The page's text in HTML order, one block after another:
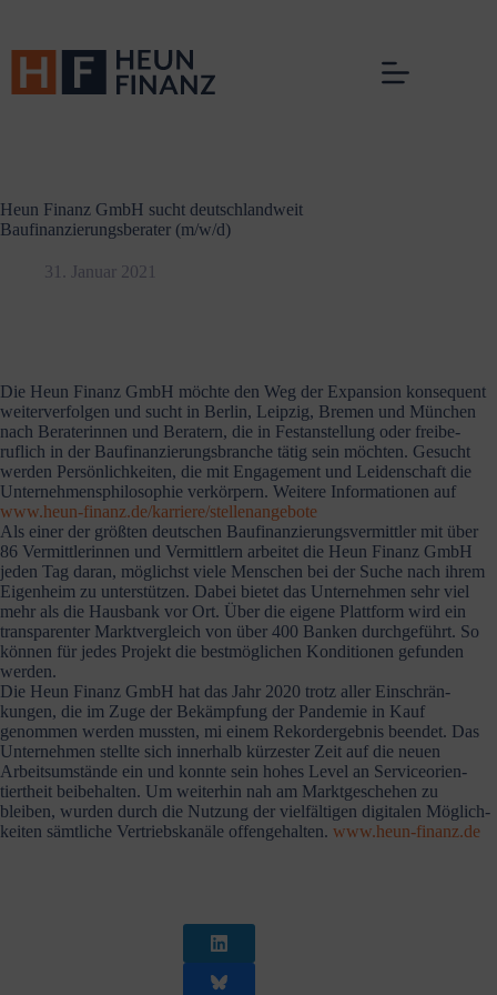
springen
Heun Finanz GmbH sucht deutschlandweit
Baufinanzierungsberater (m/w/d)
31. Januar 2021
Die Heun Finanz GmbH möchte den Weg der Expansion konse­quent
weiter­ver­folgen und sucht in Berlin, Leipzig, Bremen und München
nach Berate­rinnen und Beratern, die in Festan­stellung oder freibe­
ruflich in der Baufi­nan­zie­rungs­branche tätig sein möchten. Gesucht
werden Persön­lich­keiten, die mit Engagement und Leiden­schaft die
Unter­neh­mens­phi­lo­sophie verkörpern. Weitere Infor­ma­tionen auf
www.heun-finanz.de/karriere/stellenangebote
Als einer der größten deutschen Baufi­nan­zie­rungs­ver­mittler mit über
86 Vermitt­le­rinnen und Vermittlern arbeitet die Heun Finanz GmbH
jeden Tag daran, möglichst viele Menschen bei der Suche nach ihrem
Eigenheim zu unter­stützen. Dabei bietet das Unter­nehmen sehr viel
mehr als die Hausbank vor Ort. Über die eigene Plattform wird ein
trans­pa­renter Markt­ver­gleich von über 400 Banken durch­ge­führt. So
können für jedes Projekt die bestmög­lichen Kondi­tionen gefunden
werden.
Die Heun Finanz GmbH hat das Jahr 2020 trotz aller Einschrän­
kungen, die im Zuge der Bekämpfung der Pandemie in Kauf
genommen werden mussten, mi einem Rekord­ergebnis beendet. Das
Unter­nehmen stellte sich innerhalb kürzester Zeit auf die neuen
Arbeits­um­stände ein und konnte sein hohes Level an Service­ori­en­
tiertheit beibe­halten. Um weiterhin nah am Markt­ge­schehen zu
bleiben, wurden durch die Nutzung der vielfäl­tigen digitalen Möglich­
keiten sämtliche Vertriebs­kanäle offen­ge­halten. www.heun-finanz.de